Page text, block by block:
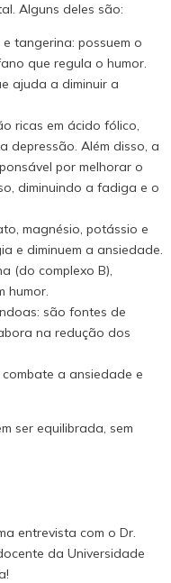
Alguns deles são:
tangerina: possuem o
que regula o humor.
ajuda a diminuir a
ricas em ácido fólico,
depressão. Além disso, a
por melhorar o
diminuindo a fadiga e o
magnésio, potássio e
e diminuem a ansiedade.
(do complexo B),
humor.
são fontes de
na redução dos
a ansiedade e
ser equilibrada, sem
entrevista com o Dr.
da Universidade